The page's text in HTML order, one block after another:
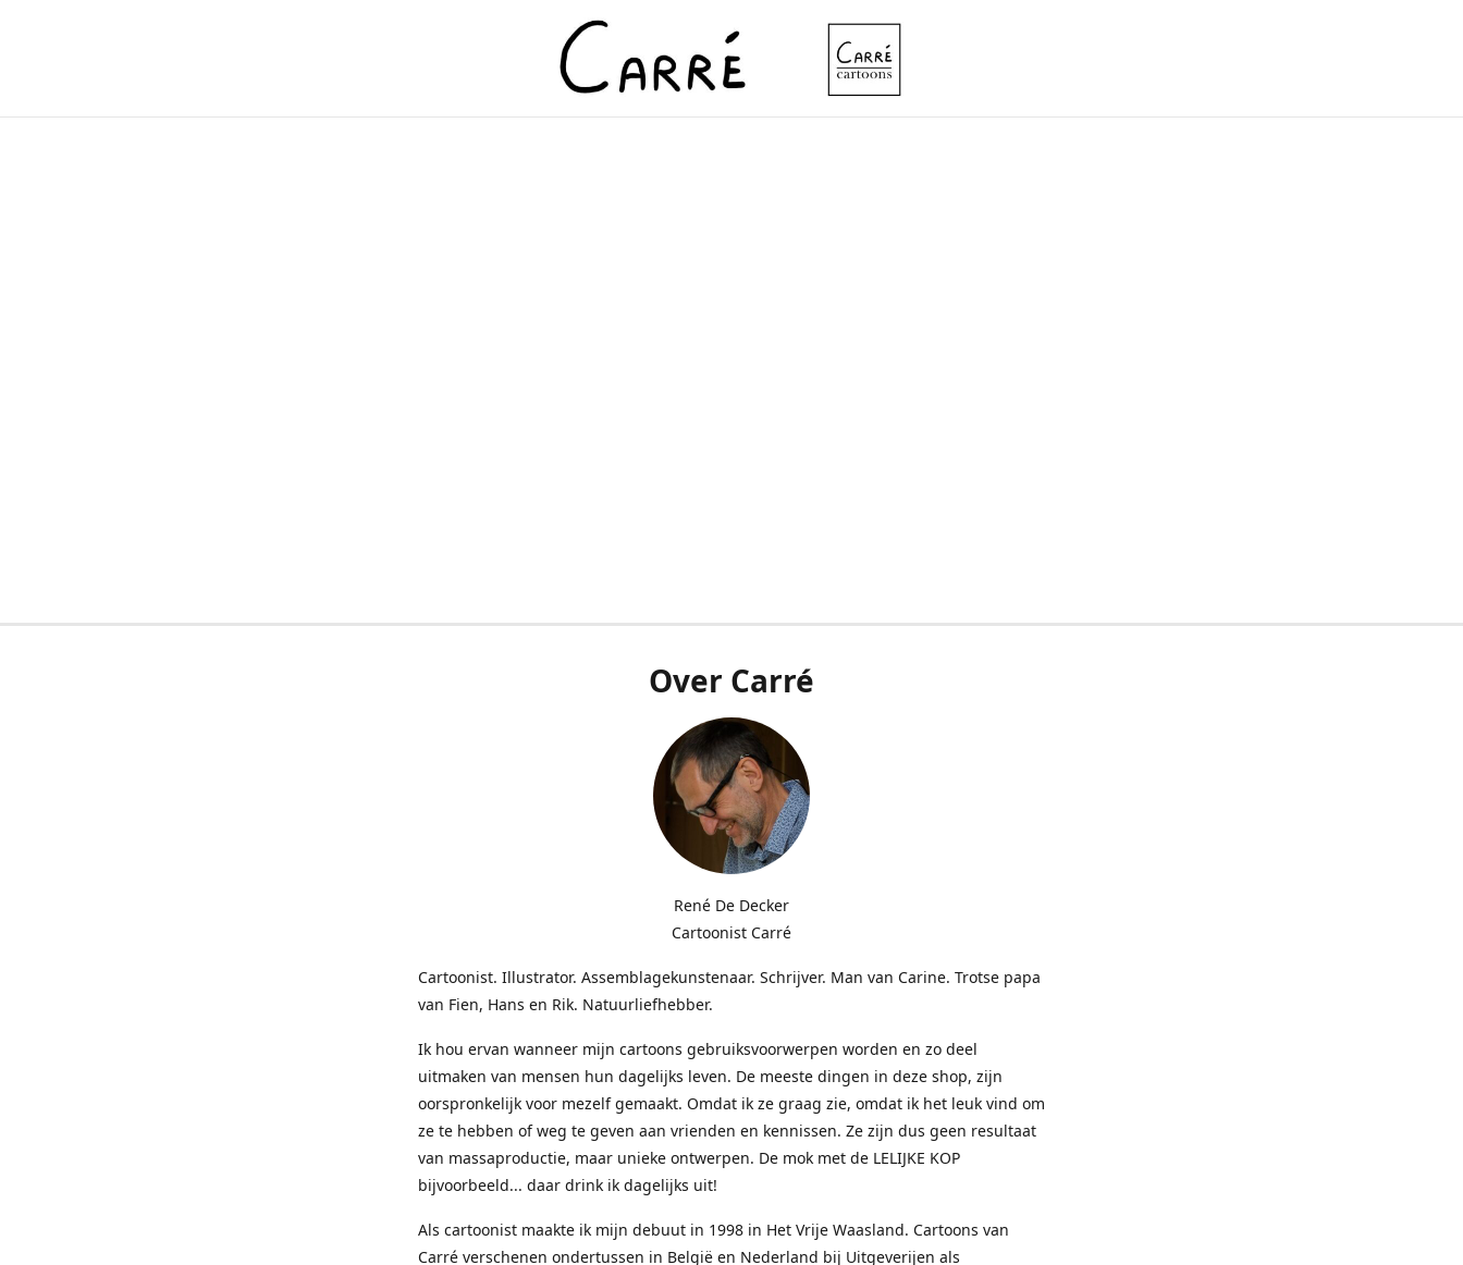
Over Carré
René De Decker
Cartoonist Carré
Cartoonist. Illustrator. Assemblagekunstenaar. Schrijver. Man van Carine. Trotse papa
van Fien, Hans en Rik. Natuurliefhebber.
Ik hou ervan wanneer mijn cartoons gebruiksvoorwerpen worden en zo deel
uitmaken van mensen hun dagelijks leven. De meeste dingen in deze shop, zijn
oorspronkelijk voor mezelf gemaakt. Omdat ik ze graag zie, omdat ik het leuk vind om
ze te hebben of weg te geven aan vrienden en kennissen. Ze zijn dus geen resultaat
van massaproductie, maar unieke ontwerpen. De mok met de LELIJKE KOP
bijvoorbeeld... daar drink ik dagelijks uit!
Als cartoonist maakte ik mijn debuut in 1998 in Het Vrije Waasland. Cartoons van
Carré verschenen ondertussen in België en Nederland bij Uitgeverijen als